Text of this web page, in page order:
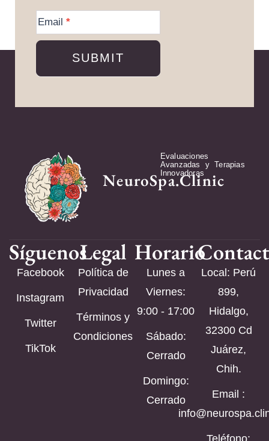
Information
Email *
SUBMIT
NeuroSpa.Clinic
Evaluaciones
Avanzadas y Terapias
Innovadoras
Síguenos
Facebook
Instagram
Twitter
TikTok
Legal
Política de
Privacidad
Términos y
Condiciones
Horario
Lunes a
Viernes:
9:00 - 17:00
Sábado:
Cerrado
Domingo:
Cerrado
Local: Perú
899,
Hidalgo,
32300 Cd
Juárez,
Chih.
Email :